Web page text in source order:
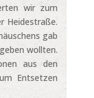
wir zum
Heidestraße.
gab
wollten.
aus den
Entsetzen